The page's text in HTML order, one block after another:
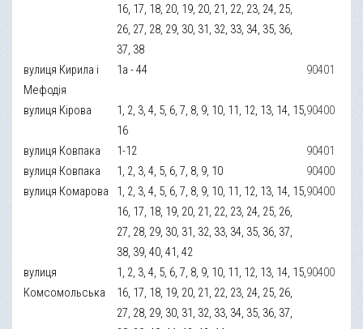
16, 17, 18, 20, 19, 20, 21, 22, 23, 24, 25,
26, 27, 28, 29, 30, 31, 32, 33, 34, 35, 36,
37, 38
вулиця Кирила і
Мефодія
1а - 44 90401
вулиця Кірова
1, 2, 3, 4, 5, 6, 7, 8, 9, 10, 11, 12, 13, 14, 15,
16
90400
вулиця Ковпака 1-12
90401
вулиця Ковпака
1, 2, 3, 4, 5, 6, 7, 8, 9, 10
90400
вулиця Комарова
1, 2, 3, 4, 5, 6, 7, 8, 9, 10, 11, 12, 13, 14, 15,
16, 17, 18, 19, 20, 21, 22, 23, 24, 25, 26,
27, 28, 29, 30, 31, 32, 33, 34, 35, 36, 37,
38, 39, 40, 41, 42
90400
вулиця
Комсомольська
1, 2, 3, 4, 5, 6, 7, 8, 9, 10, 11, 12, 13, 14, 15,
16, 17, 18, 19, 20, 21, 22, 23, 24, 25, 26,
27, 28, 29, 30, 31, 32, 33, 34, 35, 36, 37,
90400